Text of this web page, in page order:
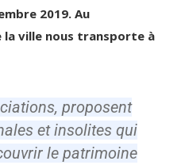
2019. Au
ville nous transporte à
proposent
et insolites qui
le patrimoine